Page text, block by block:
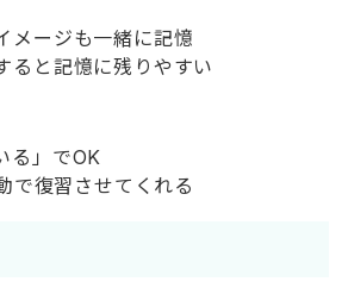
メージも一緒に記憶
ると記憶に残りやすい
る」でOK
で復習させてくれる